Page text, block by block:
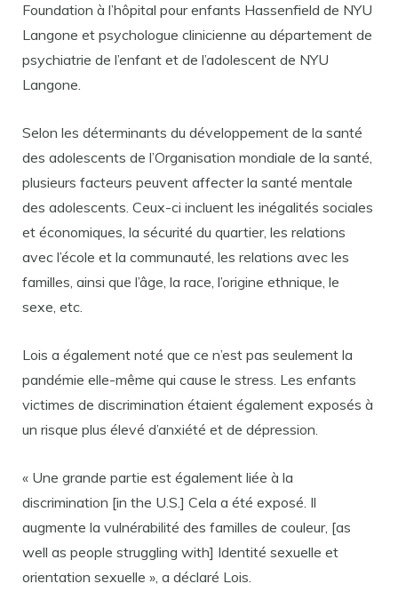
Foundation à l’hôpital pour enfants Hassenfield de NYU
Langone et psychologue clinicienne au département de
psychiatrie de l’enfant et de l’adolescent de NYU
Langone.
Selon les déterminants du développement de la santé
des adolescents de l’Organisation mondiale de la santé,
plusieurs facteurs peuvent affecter la santé mentale
des adolescents. Ceux-ci incluent les inégalités sociales
et économiques, la sécurité du quartier, les relations
avec l’école et la communauté, les relations avec les
familles, ainsi que l’âge, la race, l’origine ethnique, le
sexe, etc.
Lois a également noté que ce n’est pas seulement la
pandémie elle-même qui cause le stress. Les enfants
victimes de discrimination étaient également exposés à
un risque plus élevé d’anxiété et de dépression.
« Une grande partie est également liée à la
discrimination [in the U.S.] Cela a été exposé. Il
augmente la vulnérabilité des familles de couleur, [as
well as people struggling with] Identité sexuelle et
orientation sexuelle », a déclaré Lois.